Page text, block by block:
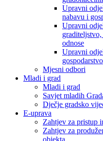
Upravni
nabavu i
Upravni
odnose
Upravni
gospodarstvo
Mjesni odbori
Mladi i grad
Mladi i grad
Savjet mladih
Dječje gradsko
E-uprava
Zahtjev za pristup
Zahtjev za
objekta